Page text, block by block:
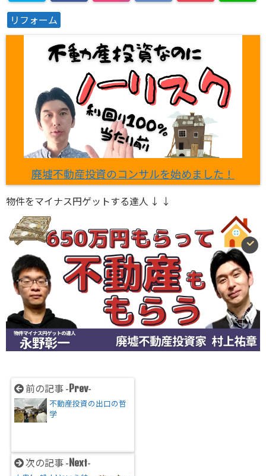
リフォーム
廃墟不動産投資のコンサルを始めました！
物件をマイナス円ゲットする達人 ↓ ↓
前の記事 -Prev-
不動産投資の出口の哲
学
次の記事 -Next-